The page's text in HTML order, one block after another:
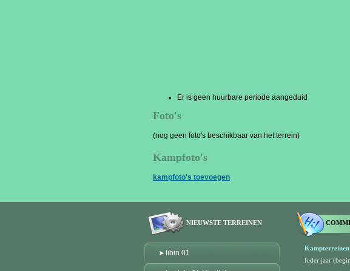
Er is geen huurbare periode aangeduid
Foto's
(nog geen foto's beschikbaar van het terrein)
Kampfoto's
kampfoto's toevoegen
NIEUWSTE TERREINEN
libin 01
Ieder jaar